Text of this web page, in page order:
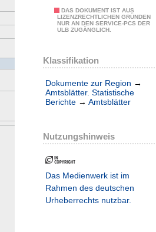
DAS DOKUMENT IST AUS
LIZENZRECHTLICHEN GRÜNDEN
NUR AN DEN SERVICE-PCS DER
ULB ZUGÄNGLICH.
Klassifikation
Dokumente zur Region →
Amtsblätter. Statistische
Berichte → Amtsblätter
Nutzungshinweis
Das Medienwerk ist im
Rahmen des deutschen
Urheberrechts nutzbar.